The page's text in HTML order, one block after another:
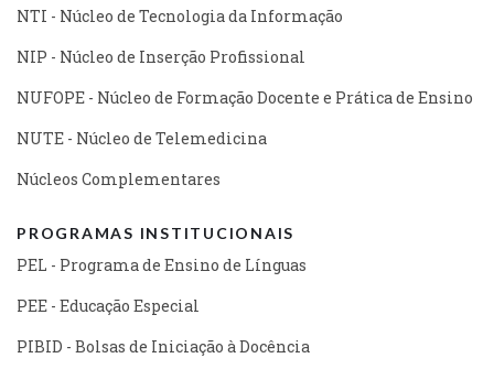
NTI - Núcleo de Tecnologia da Informação
NIP - Núcleo de Inserção Profissional
NUFOPE - Núcleo de Formação Docente e Prática de Ensino
NUTE - Núcleo de Telemedicina
Núcleos Complementares
PROGRAMAS INSTITUCIONAIS
PEL - Programa de Ensino de Línguas
PEE - Educação Especial
PIBID - Bolsas de Iniciação à Docência